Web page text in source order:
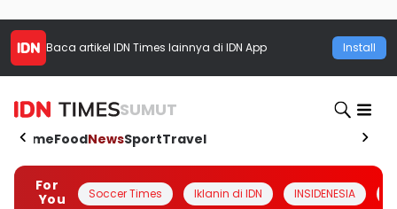
Baca artikel IDN Times lainnya di IDN App Install
SUMUT
HomeFoodNewsSportTravel
For
You
Soccer Times Iklanin di IDN INSIDENESIA